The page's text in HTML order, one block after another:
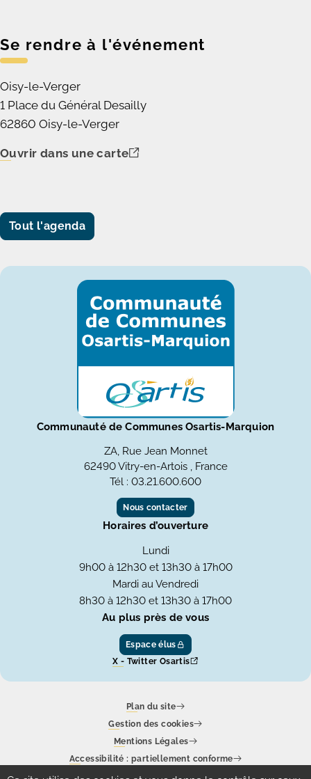
Se rendre à l'événement
Oisy-le-Verger
1 Place du Général Desailly
62860 Oisy-le-Verger
Ouvrir dans une carte
Tout l'agenda
Communauté de Communes Osartis-Marquion
ZA, Rue Jean Monnet
62490 Vitry-en-Artois , France
Tél : 03.21.600.600
Nous contacter
Horaires d’ouverture
Lundi
9h00 à 12h30 et 13h30 à 17h00
Mardi au Vendredi
8h30 à 12h30 et 13h30 à 17h00
Au plus près de vous
Espace élus
X - Twitter Osartis
Plan du site
Gestion des cookies
Mentions Légales
Accessibilité : partiellement conforme